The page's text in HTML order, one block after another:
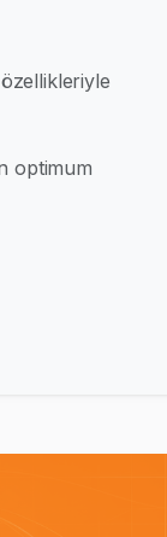
özellikleriyle
optimum